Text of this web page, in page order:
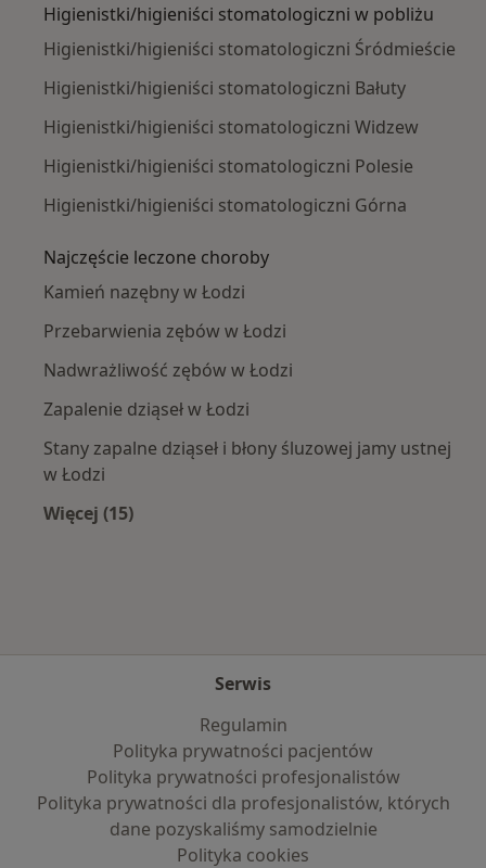
Higienistki/higieniści stomatologiczni w pobliżu
Higienistki/higieniści stomatologiczni Śródmieście
Higienistki/higieniści stomatologiczni Bałuty
Higienistki/higieniści stomatologiczni Widzew
Higienistki/higieniści stomatologiczni Polesie
Higienistki/higieniści stomatologiczni Górna
Najczęście leczone choroby
Kamień nazębny w Łodzi
Przebarwienia zębów w Łodzi
Nadwrażliwość zębów w Łodzi
Zapalenie dziąseł w Łodzi
Stany zapalne dziąseł i błony śluzowej jamy ustnej
w Łodzi
Więcej (15)
Serwis
Regulamin
Polityka prywatności pacjentów
Polityka prywatności profesjonalistów
Polityka prywatności dla profesjonalistów, których
dane pozyskaliśmy samodzielnie
Polityka cookies